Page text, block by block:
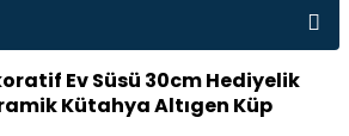
Ev Süsü 30cm Hediyelik
Kütahya Altıgen Küp